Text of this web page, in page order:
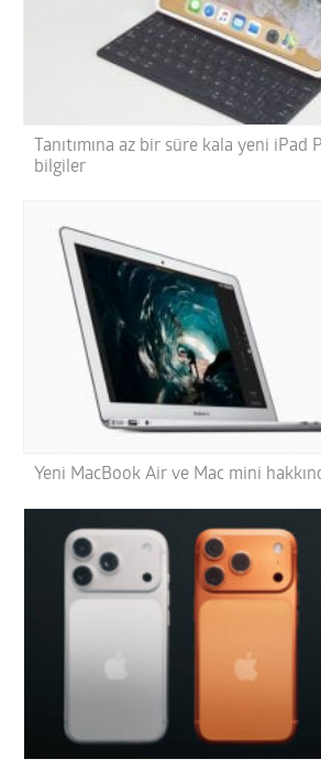
Tanıtımına az bir süre kala yeni iPad
bilgiler
Yeni MacBook Air ve Mac mini